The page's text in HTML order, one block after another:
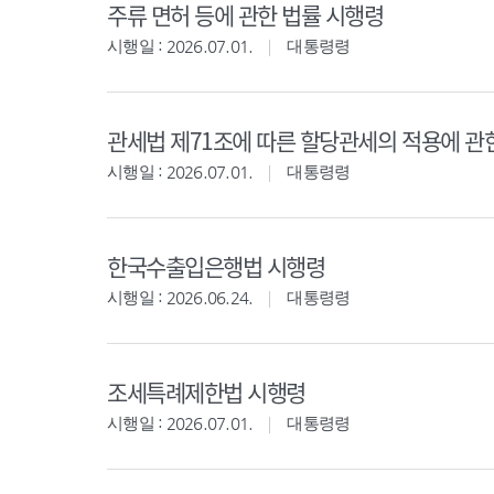
주류 면허 등에 관한 법률 시행령
시행일 : 2026.07.01. 대통령령
관세법 제71조에 따른 할당관세의 적용에 관
시행일 : 2026.07.01. 대통령령
한국수출입은행법 시행령
시행일 : 2026.06.24. 대통령령
조세특례제한법 시행령
시행일 : 2026.07.01. 대통령령